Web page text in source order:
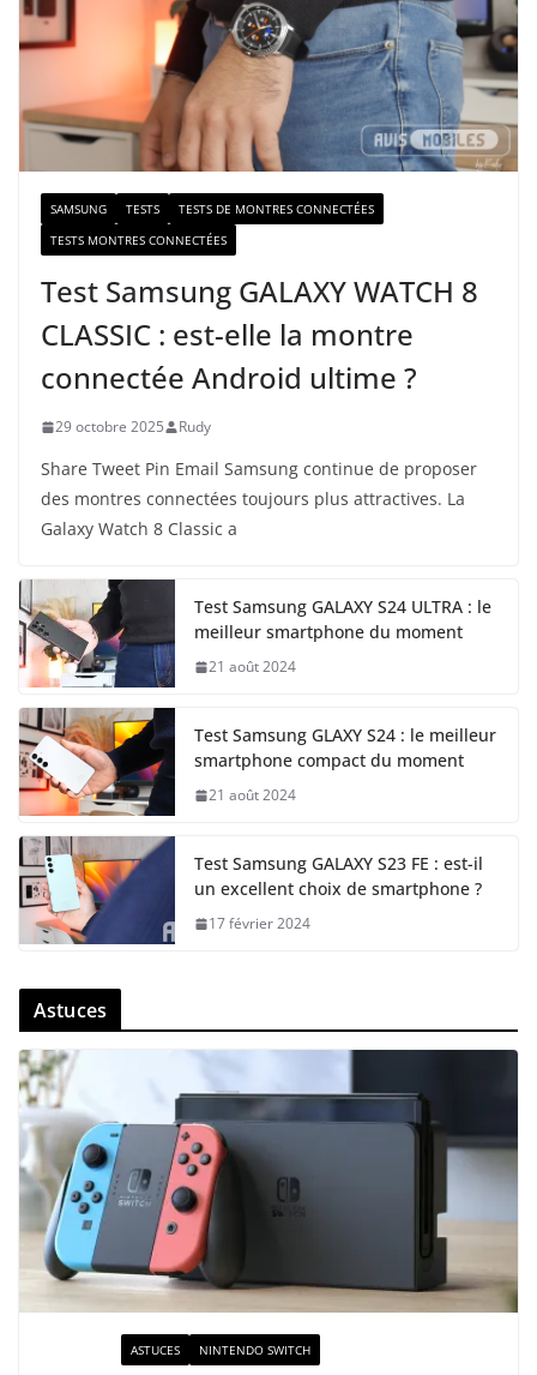
m
i
SAMSUNG TESTS
TESTS DE MONTRES CONNECTÉES
TESTS MONTRES CONNECTÉES
Test Samsung GALAXY WATCH 8
CLASSIC : est-elle la montre
connectée Android ultime ?
29 octobre 2025 Rudy
Share Tweet Pin Email Samsung continue de proposer
des montres connectées toujours plus attractives. La
Galaxy Watch 8 Classic a
Test Samsung GALAXY S24 ULTRA : le
meilleur smartphone du moment
21 août 2024
Test Samsung GLAXY S24 : le meilleur
smartphone compact du moment
21 août 2024
Test Samsung GALAXY S23 FE : est-il
un excellent choix de smartphone ?
17 février 2024
Astuces
ASTUCES NINTENDO SWITCH